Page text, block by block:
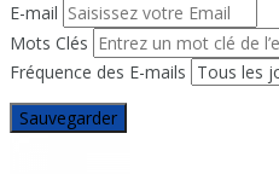
E-mail
Mots Clés
Fréquence des E-mails
Sauvegarder